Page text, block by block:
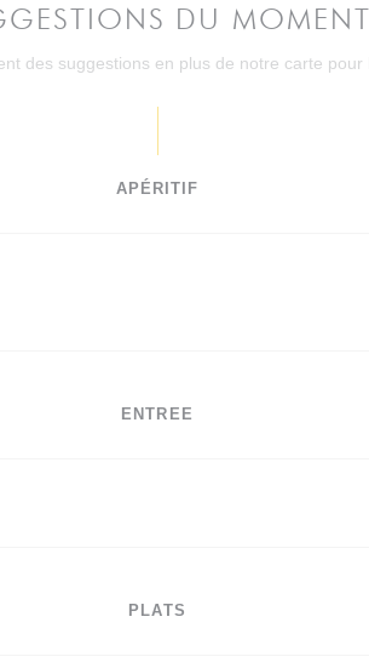
DU MOMENT
des suggestions en plus de notre carte pour
APÉRITIF
ENTREE
PLATS